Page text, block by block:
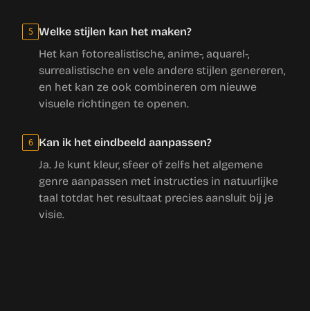
5
Welke stijlen kan het maken?
Het kan fotorealistische, anime-, aquarel-,
surrealistische en vele andere stijlen genereren,
en het kan ze ook combineren om nieuwe
visuele richtingen te openen.
6
Kan ik het eindbeeld aanpassen?
Ja. Je kunt kleur, sfeer of zelfs het algemene
genre aanpassen met instructies in natuurlijke
taal totdat het resultaat precies aansluit bij je
visie.